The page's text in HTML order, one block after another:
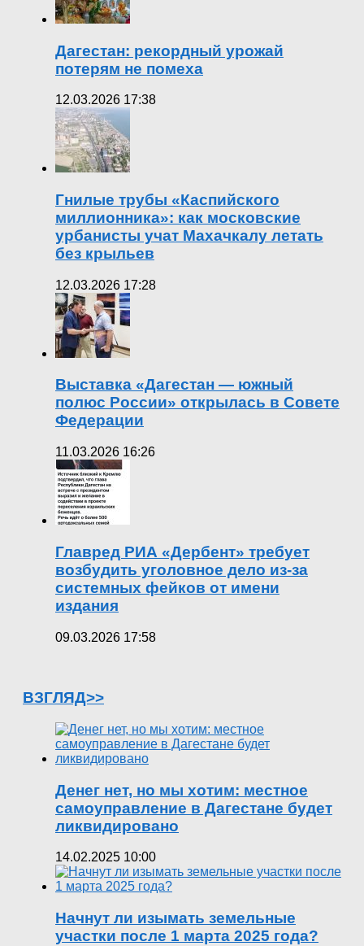
Дагестан: рекордный урожай
потерям не помеха
12.03.2026 17:38
Гнилые трубы «Каспийского
миллионника»: как московские
урбанисты учат Махачкалу летать
без крыльев
12.03.2026 17:28
Выставка «Дагестан — южный
полюс России» открылась в Совете
Федерации
11.03.2026 16:26
Главред РИА «Дербент» требует
возбудить уголовное дело из-за
системных фейков от имени
издания
09.03.2026 17:58
ВЗГЛЯД>>
Денег нет, но мы хотим: местное
самоуправление в Дагестане будет
ликвидировано
14.02.2025 10:00
Начнут ли изымать земельные
участки после 1 марта 2025 года?